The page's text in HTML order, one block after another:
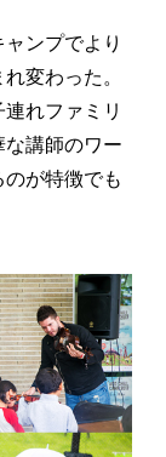
ンプでより
変わった。
れファミリ
講師のワー
が特徴でも